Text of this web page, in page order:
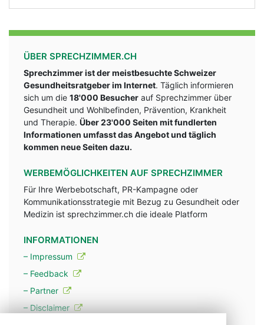
ÜBER SPRECHZIMMER.CH
Sprechzimmer ist der meistbesuchte Schweizer
Gesundheitsratgeber im Internet. Täglich informieren
sich um die 18'000 Besucher auf Sprechzimmer über
Gesundheit und Wohlbefinden, Prävention, Krankheit
und Therapie. Über 23'000 Seiten mit fundlerten
Informationen umfasst das Angebot und täglich
kommen neue Seiten dazu.
WERBEMÖGLICHKEITEN AUF SPRECHZIMMER
Für Ihre Werbebotschaft, PR-Kampagne oder
Kommunikationsstrategie mit Bezug zu Gesundheit oder
Medizin ist sprechzimmer.ch die ideale Platform
INFORMATIONEN
– Impressum
– Feedback
– Partner
– Disclaimer